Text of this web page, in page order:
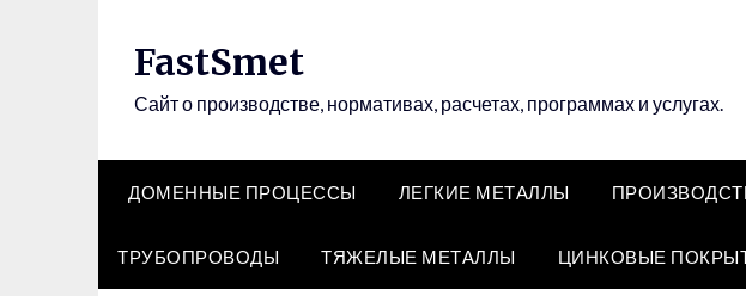
FastSmet
Сайт о производстве, нормативах, расчетах, программах и услугах.
ДОМЕННЫЕ ПРОЦЕССЫ ЛЕГКИЕ МЕТАЛЛЫ
ТРУБОПРОВОДЫ ТЯЖЕЛЫЕ МЕТАЛЛЫ ЦИНКОВЫЕ